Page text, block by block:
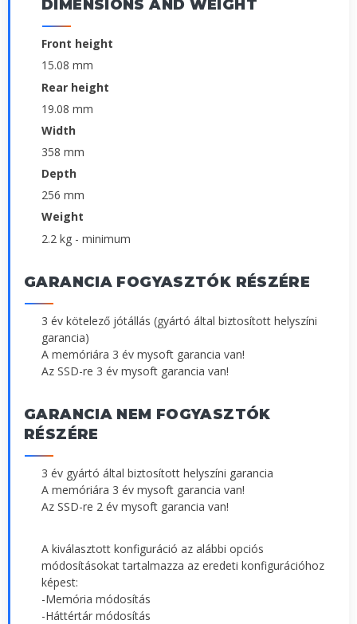
DIMENSIONS AND WEIGHT
Front height
15.08 mm
Rear height
19.08 mm
Width
358 mm
Depth
256 mm
Weight
2.2 kg - minimum
GARANCIA FOGYASZTÓK RÉSZÉRE
3 év kötelező jótállás (gyártó által biztosított helyszíni
garancia)
A memóriára 3 év mysoft garancia van!
Az SSD-re 3 év mysoft garancia van!
GARANCIA NEM FOGYASZTÓK
RÉSZÉRE
3 év gyártó által biztosított helyszíni garancia
A memóriára 3 év mysoft garancia van!
Az SSD-re 2 év mysoft garancia van!
A kiválasztott konfiguráció az alábbi opciós
módosításokat tartalmazza az eredeti konfigurációhoz
képest:
-Memória módosítás
-Háttértár módosítás